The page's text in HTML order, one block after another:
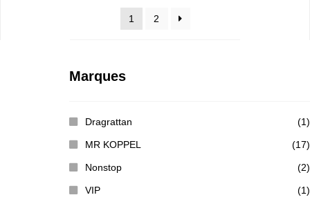
1 2
Marques
Dragrattan (1)
MR KOPPEL (17)
Nonstop (2)
VIP (1)